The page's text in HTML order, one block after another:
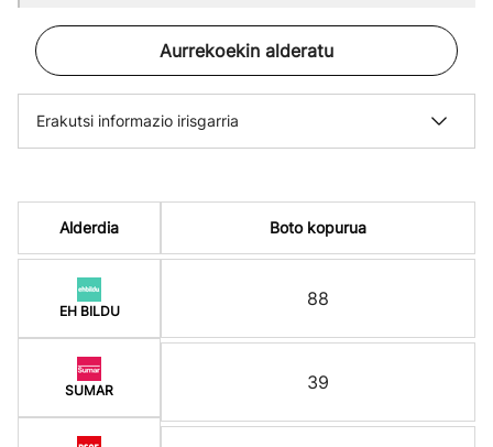
Aurrekoekin alderatu
Erakutsi informazio irisgarria
Alderdia
EH BILDU
SUMAR
Boto kopurua
88
39